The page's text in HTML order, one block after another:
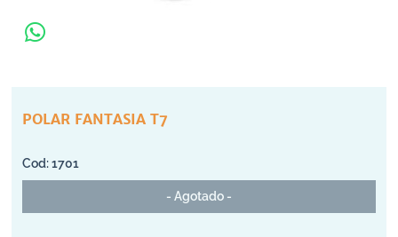
POLAR FANTASIA T7
1701
- Agotado -